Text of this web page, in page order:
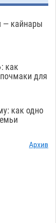
с
МЧС в
07.08 336
07.08
по
— кайнары
как
для
как одно
Архив